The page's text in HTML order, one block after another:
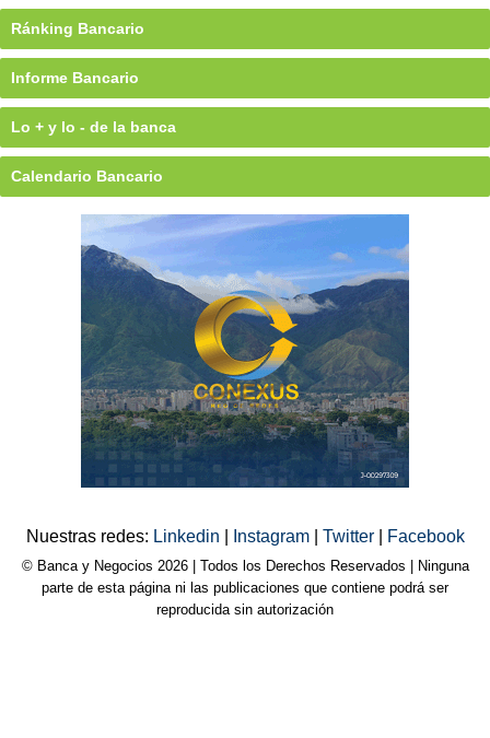
Ránking Bancario
Informe Bancario
Lo + y lo - de la banca
Calendario Bancario
Nuestras redes: Linkedin Instagram Twitter Facebook
© Banca y Negocios 2026 | Todos los Derechos Reservados | Ninguna
parte de esta página ni las publicaciones que contiene podrá ser
reproducida sin autorización